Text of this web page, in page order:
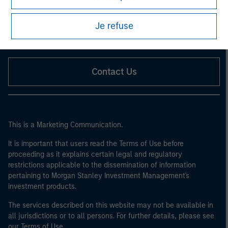
Je refuse
Parametric
Contact Us
This is a Marketing Communication.
It is important that users read the Terms of Use before
proceeding as it explains certain legal and regulatory
restrictions applicable to the dissemination of information
pertaining to Morgan Stanley Investment Management's
investment products.
The services described on this website may not be available in
all jurisdictions or to all persons. For further details, please see